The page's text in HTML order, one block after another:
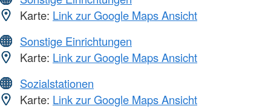
Karte: Link zur Google Maps Ansicht
Sonstige Einrichtungen
Karte: Link zur Google Maps Ansicht
Sozialstationen
Karte: Link zur Google Maps Ansicht